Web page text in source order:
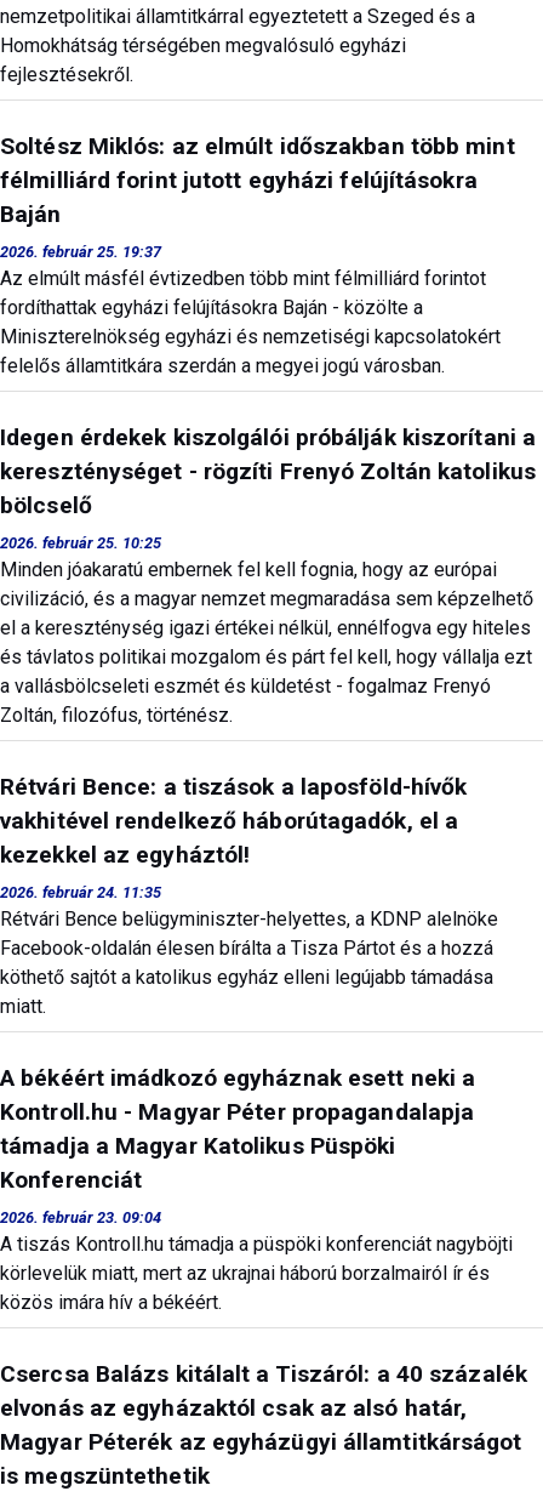
nemzetpolitikai államtitkárral egyeztetett a Szeged és a
Homokhátság térségében megvalósuló egyházi
fejlesztésekről.
Soltész Miklós: az elmúlt időszakban több mint
félmilliárd forint jutott egyházi felújításokra
Baján
2026. február 25. 19:37
Az elmúlt másfél évtizedben több mint félmilliárd forintot
fordíthattak egyházi felújításokra Baján - közölte a
Miniszterelnökség egyházi és nemzetiségi kapcsolatokért
felelős államtitkára szerdán a megyei jogú városban.
Idegen érdekek kiszolgálói próbálják kiszorítani a
kereszténységet - rögzíti Frenyó Zoltán katolikus
bölcselő
2026. február 25. 10:25
Minden jóakaratú embernek fel kell fognia, hogy az európai
civilizáció, és a magyar nemzet megmaradása sem képzelhető
el a kereszténység igazi értékei nélkül, ennélfogva egy hiteles
és távlatos politikai mozgalom és párt fel kell, hogy vállalja ezt
a vallásbölcseleti eszmét és küldetést - fogalmaz Frenyó
Zoltán, filozófus, történész.
Rétvári Bence: a tiszások a laposföld-hívők
vakhitével rendelkező háborútagadók, el a
kezekkel az egyháztól!
2026. február 24. 11:35
Rétvári Bence belügyminiszter-helyettes, a KDNP alelnöke
Facebook-oldalán élesen bírálta a Tisza Pártot és a hozzá
köthető sajtót a katolikus egyház elleni legújabb támadása
miatt.
A békéért imádkozó egyháznak esett neki a
Kontroll.hu - Magyar Péter propagandalapja
támadja a Magyar Katolikus Püspöki
Konferenciát
2026. február 23. 09:04
A tiszás Kontroll.hu támadja a püspöki konferenciát nagyböjti
körlevelük miatt, mert az ukrajnai háború borzalmairól ír és
közös imára hív a békéért.
Csercsa Balázs kitálalt a Tiszáról: a 40 százalék
elvonás az egyházaktól csak az alsó határ,
Magyar Péterék az egyházügyi államtitkárságot
is megszüntethetik